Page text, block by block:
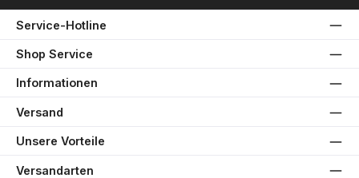
Service-Hotline
Shop Service
Informationen
Versand
Unsere Vorteile
Versandarten